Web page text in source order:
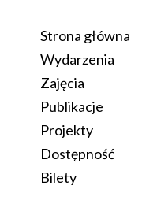
Strona główna
Wydarzenia
Zajęcia
Publikacje
Projekty
Dostępność
Bilety